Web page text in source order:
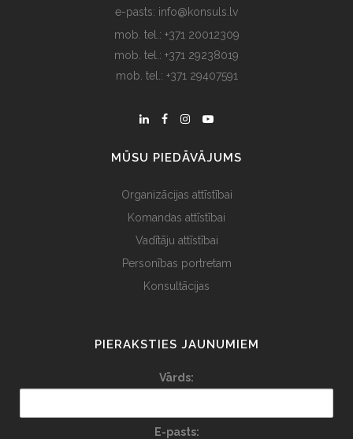
e-pasts: info@konsuls.lv
mob. tel.: +371 20012309
mob. tel.: +371 29238019
mob. tel.: +371 29407591
MŪSU PIEDĀVĀJUMS
Organizācijas attīstībai
Komandas attīstībai
Vadītāju attīstībai
Personības portretam
Konsultācijas
PIERAKSTIES JAUNUMIEM
Vārds:
E-pasts: